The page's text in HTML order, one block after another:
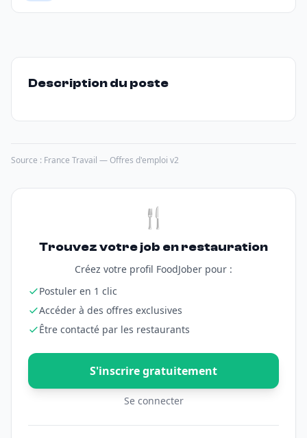
Description du poste
Source : France Travail — Offres d'emploi v2
🍴
Trouvez votre job en restauration
Créez votre profil FoodJober pour :
Postuler en 1 clic
Accéder à des offres exclusives
Être contacté par les restaurants
S'inscrire gratuitement
Se connecter